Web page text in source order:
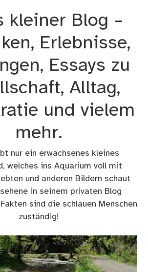
kleiner Blog –
Erlebnisse,
Essays zu
Alltag,
und vielem
mehr.
nur ein erwachsenes kleines
welches ins Aquarium voll mit
und anderen Bildern schaut
in seinem privaten Blog
sind die schlauen Menschen
zuständig!